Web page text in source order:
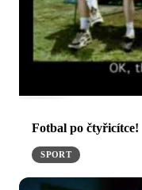
Fotbal po čtyřicítce!
SPORT